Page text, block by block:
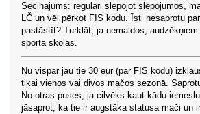
Secinājums: regulāri slēpojot slēpojumos,
LČ un vēl pērkot FIS kodu. Īsti nesaprotu
pastāstīt? Turklāt, ja nemaldos,
sporta skolas.
Nu vispār jau tie 30 eur (par FIS kodu)
tikai vienos vai divos mačos sezonā.
No otras puses, ja cilvēks kaut kādu
jāsaprot, ka tie ir augstāka statusa mači un